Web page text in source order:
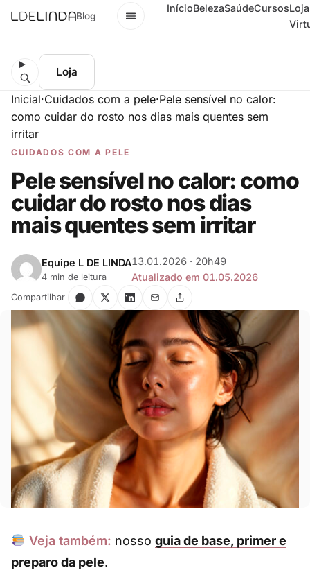
Blog Menu InícioBelezaSaúdeCursosLoja
Loja
Inicial·Cuidados com a pele·Pele sensível no calor:
como cuidar do rosto nos dias mais quentes sem
irritar
CUIDADOS COM A PELE
Pele sensível no calor: como
cuidar do rosto nos dias
mais quentes sem irritar
Equipe L DE LINDA
4 min de leitura
13.01.2026 · 20h49
Atualizado em 01.05.2026
Compartilhar
Veja também: nosso guia de base, primer e
preparo da pele.